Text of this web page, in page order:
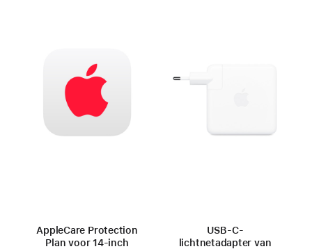
AppleCare Protection
Plan voor 14‑inch
USB‑C-
lichtnetadapter van